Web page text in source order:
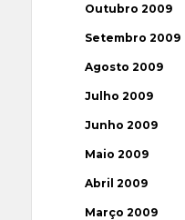
Outubro 2009
Setembro 2009
Agosto 2009
Julho 2009
Junho 2009
Maio 2009
Abril 2009
Março 2009